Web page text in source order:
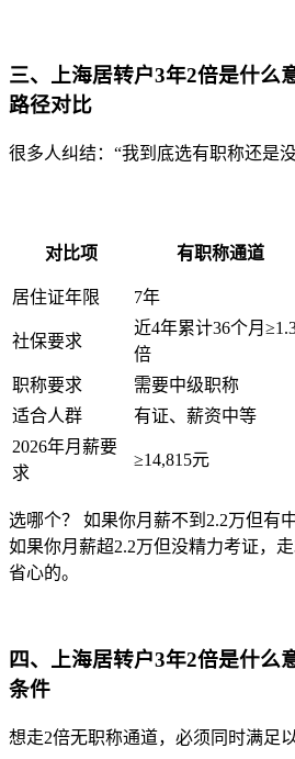
三、上海居转户3年2倍是什么
路径对比
很多人纠结：“我到底选有职称还是
对比项 有职称通道
居住证年限
7年
社保要求
近4年累计36个月
倍
职称要求 需要中级职称
适合人群
有证、薪资中等
2026年月薪要
求
≥14,815元
选哪个？ 如果你月薪不到2.2万但有
如果你月薪超2.2万但没精力考证，
省心的。
四、上海居转户3年2倍是什么
条件
想走2倍无职称通道，必须同时满足以